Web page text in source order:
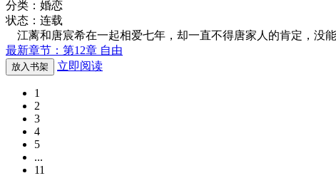
分类：婚恋
状态：连载
江蓠和唐宸希在一起相爱七年，却一直不得唐家人的肯定，没
最新章节：第12章 自由
放入书架 立即阅读
1
2
3
4
5
...
11